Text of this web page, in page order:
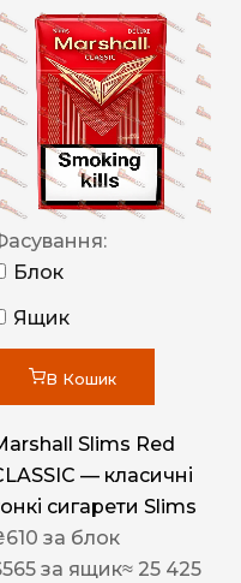
Блок
Ящик
В Кошик
Slims Red
— класичні
сигарети Slims
610 за блок
565 за ящик≈ 25 425